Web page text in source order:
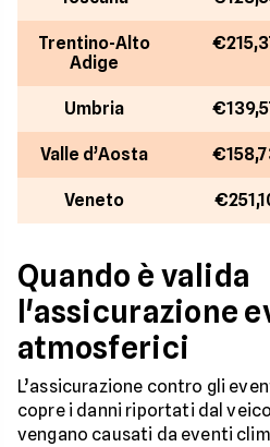
Trentino-Alto
Adige
Umbria
Valle d’Aosta
Veneto
Quando è valida
l'assicurazione
atmosferici
L’assicurazione contro gli
copre i danni riportati dal
vengano causati da eventi